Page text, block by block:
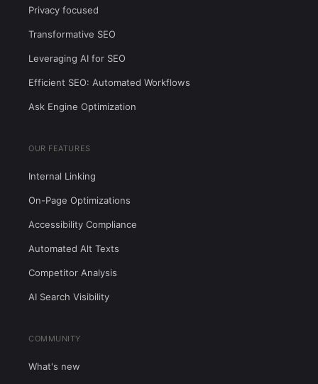
Privacy focused
Transformative SEO
Leveraging AI for SEO
Efficient SEO: Automated Workflows
Ask Engine Optimization
OUR FEATURES
Internal Linking
On-Page Optimizations
Accessibility Compliance
Automated Alt Texts
Competitor Analysis
AI Search Visibility
COMMUNITY
What's new